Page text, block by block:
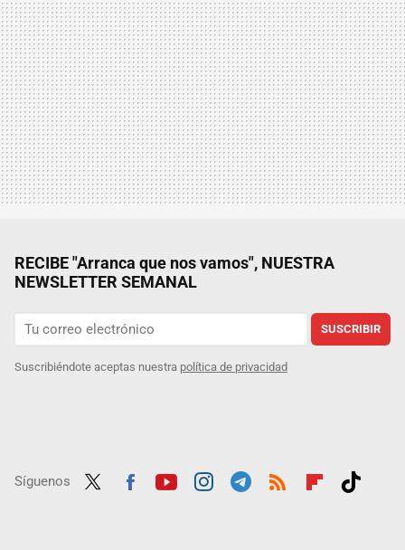
RECIBE "Arranca que nos vamos", NUESTRA
NEWSLETTER SEMANAL
SUSCRIBIR
Suscribiéndote aceptas nuestra política de privacidad
Síguenos